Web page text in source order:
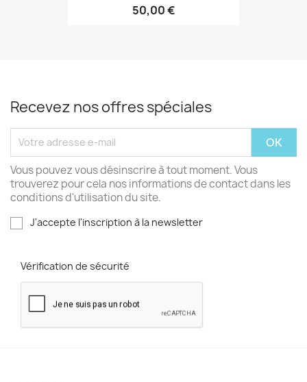
50,00 €
Recevez nos offres spéciales
Vous pouvez vous désinscrire à tout moment. Vous
trouverez pour cela nos informations de contact dans les
conditions d'utilisation du site.
J'accepte l'inscription à la newsletter
Vérification de sécurité